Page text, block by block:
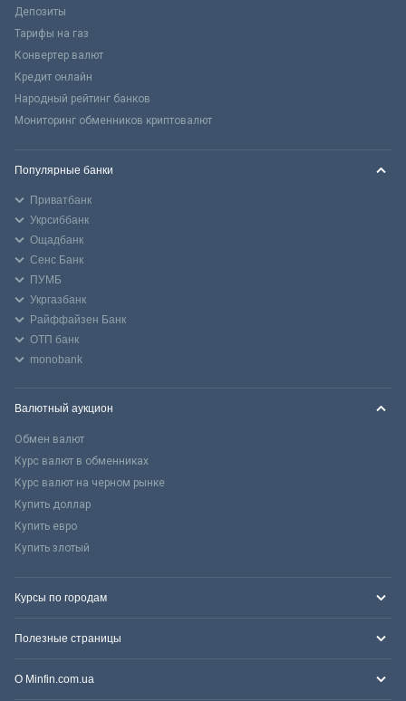
Депозиты
Тарифы на газ
Конвертер валют
Кредит онлайн
Народный рейтинг банков
Мониторинг обменников криптовалют
Популярные банки
Приватбанк
Укрсиббанк
Ощадбанк
Сенс Банк
ПУМБ
Укргазбанк
Райффайзен Банк
ОТП банк
monobank
Валютный аукцион
Обмен валют
Курс валют в обменниках
Курс валют на черном рынке
Купить доллар
Купить евро
Купить злотый
Курсы по городам
Полезные страницы
О Minfin.com.ua